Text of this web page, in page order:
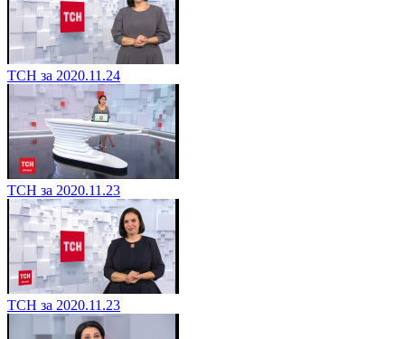
ТСН за 2020.11.24
ТСН за 2020.11.23
ТСН за 2020.11.23